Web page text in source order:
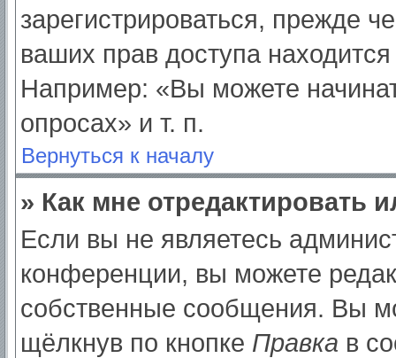
зарегистрироваться, прежде
ваших прав доступа
Например: «Вы можете
опросах» и т. п.
Вернуться к началу
» Как мне отредактировать
Если вы не являетесь
конференции, вы можете
собственные сообщения. Вы
щёлкнув по кнопке Правка в